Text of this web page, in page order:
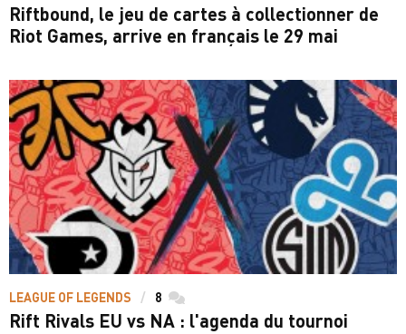
Riftbound, le jeu de cartes à collectionner de
Riot Games, arrive en français le 29 mai
LEAGUE OF LEGENDS 8 commentaires
Rift Rivals EU vs NA : l'agenda du tournoi